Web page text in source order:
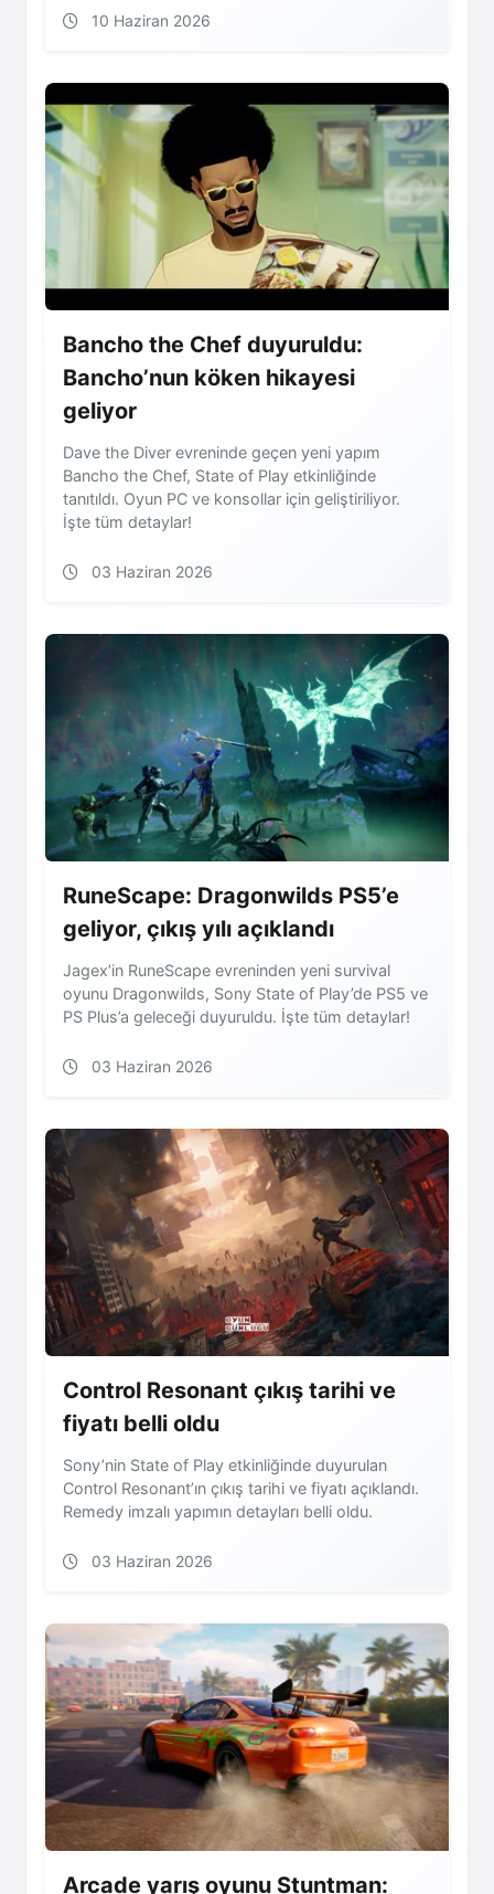
10 Haziran 2026
Bancho the Chef duyuruldu:
Bancho’nun köken hikayesi
geliyor
Dave the Diver evreninde geçen yeni yapım
Bancho the Chef, State of Play etkinliğinde
tanıtıldı. Oyun PC ve konsollar için geliştiriliyor.
İşte tüm detaylar!
03 Haziran 2026
RuneScape: Dragonwilds PS5’e
geliyor, çıkış yılı açıklandı
Jagex’in RuneScape evreninden yeni survival
oyunu Dragonwilds, Sony State of Play’de PS5 ve
PS Plus’a geleceği duyuruldu. İşte tüm detaylar!
03 Haziran 2026
Control Resonant çıkış tarihi ve
fiyatı belli oldu
Sony’nin State of Play etkinliğinde duyurulan
Control Resonant’ın çıkış tarihi ve fiyatı açıklandı.
Remedy imzalı yapımın detayları belli oldu.
03 Haziran 2026
Arcade yarış oyunu Stuntman: